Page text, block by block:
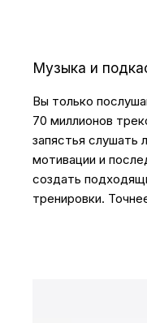
Музыка и
Вы только
70 миллионов
запястья слушать
мотивации и
создать
тренировки.